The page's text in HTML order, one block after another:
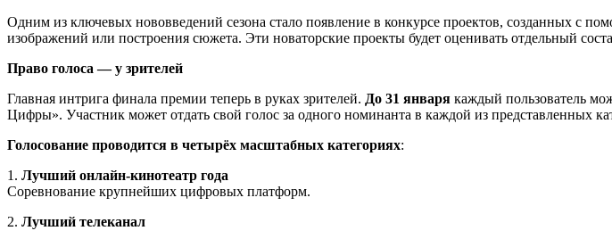
Одним из ключевых нововведений сезона стало появление в конкурсе проектов, созданных с
изображений или построения сюжета. Эти новаторские проекты будет оценивать отдельный
Право голоса — у зрителей
Главная интрига финала премии теперь в руках зрителей. До 31 января каждый пользователь
Цифры». Участник может отдать свой голос за одного номинанта в каждой из представленных
Голосование проводится в четырёх масштабных категориях:
1. Лучший онлайн-кинотеатр года
Соревнование крупнейших цифровых платформ.
2. Лучший телеканал